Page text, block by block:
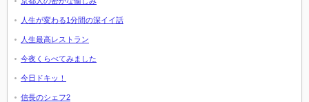
人生が変わる1分間の深イイ話
人生最高レストラン
今夜くらべてみました
今日ドキッ！
信長のシェフ2